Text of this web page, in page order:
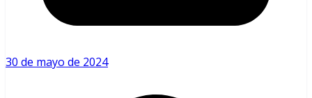
30 de mayo de 2024